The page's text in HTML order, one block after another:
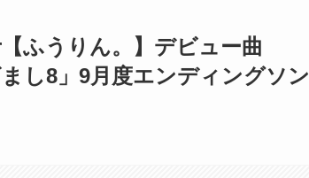
ふうりん。】デビュー曲
し8」9月度エンディングソン